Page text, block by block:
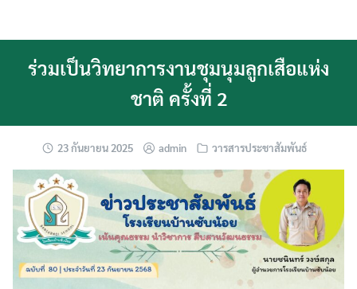
O1 โครงสร้าง
O10 แผนการดำเนินงานประจำปี
ประจำปี รอบ 6 เดือน
O12 รายงานผลการดำเนินประจำปี
O13 คู่มือหรือมาตรฐานการปฏิบัติงาน
O14 คู่มือหรือมาตรฐานการให้บริการ
ร่วมเป็นวิทยาการงานชุมนุมลูกเสือแห่ง
ชาติ ครั้งที่ 2
23 กันยายน 2025 admin วารสารประชาสัมพันธ์